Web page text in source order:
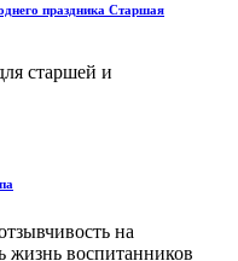
праздника Старшая
старшей и
на
жизнь воспитанников